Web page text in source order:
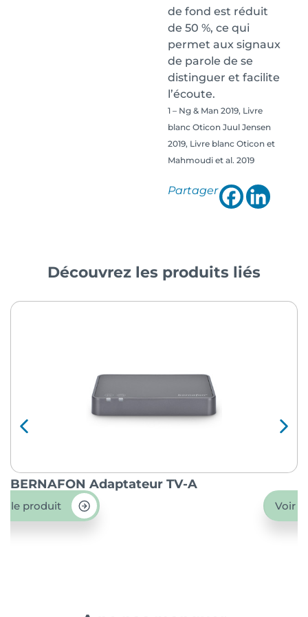
de fond est réduit
de 50 %, ce qui
permet aux signaux
de parole de se
distinguer et facilite
l’écoute.
1 – Ng & Man 2019, Livre
blanc Oticon Juul Jensen
2019, Livre blanc Oticon et
Mahmoudi et al. 2019
Partager
Découvrez les produits liés
BERNAFON Adaptateur TV-A
le produit Voir